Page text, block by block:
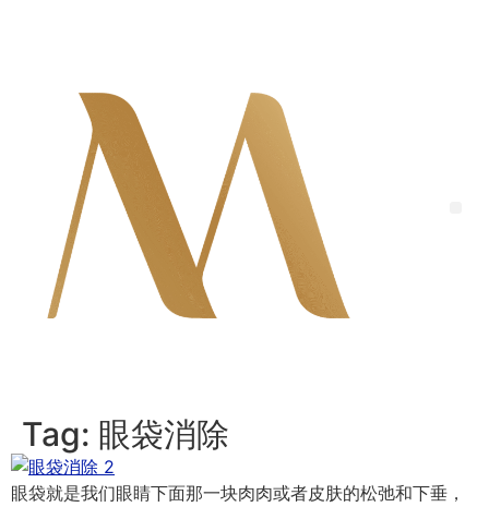
Tag: 眼袋消除
眼袋就是我们眼睛下面那一块肉肉或者皮肤的松弛和下垂，